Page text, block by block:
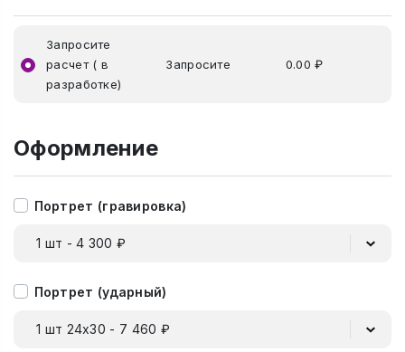
Запросите
расчет ( в
разработке)
Запросите 0.00 ₽
Оформление
Портрет (гравировка)
1 шт - 4 300 ₽
Портрет (ударный)
1 шт 24х30 - 7 460 ₽